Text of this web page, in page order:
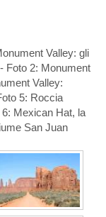
Valley: gli
Foto 2: Monument
Valley:
5: Roccia
Mexican Hat, la
San Juan